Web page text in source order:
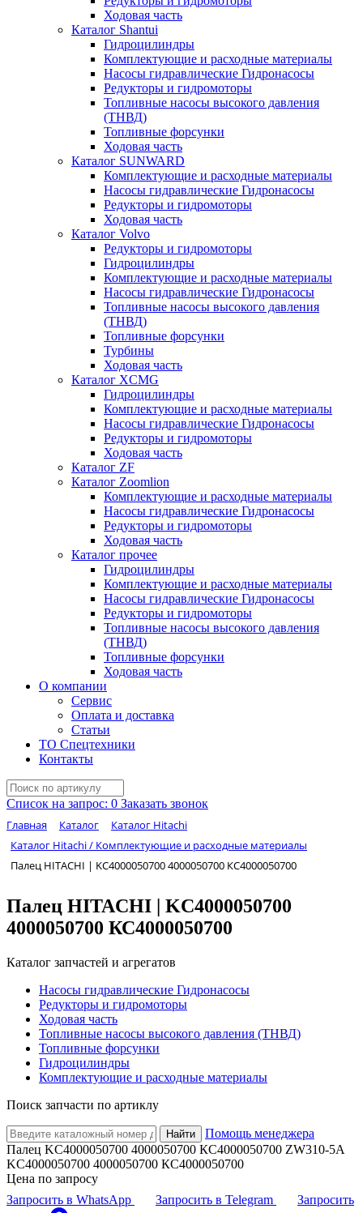
Ходовая часть
Каталог Shantui
Гидроцилиндры
Комплектующие и расходные материалы
Насосы гидравлические Гидронасосы
Редукторы и гидромоторы
Топливные насосы высокого давления
(ТНВД)
Топливные форсунки
Ходовая часть
Каталог SUNWARD
Комплектующие и расходные материалы
Насосы гидравлические Гидронасосы
Редукторы и гидромоторы
Ходовая часть
Каталог Volvo
Редукторы и гидромоторы
Гидроцилиндры
Комплектующие и расходные материалы
Насосы гидравлические Гидронасосы
Топливные насосы высокого давления
(ТНВД)
Топливные форсунки
Турбины
Ходовая часть
Каталог XCMG
Гидроцилиндры
Комплектующие и расходные материалы
Насосы гидравлические Гидронасосы
Редукторы и гидромоторы
Ходовая часть
Каталог ZF
Каталог Zoomlion
Комплектующие и расходные материалы
Насосы гидравлические Гидронасосы
Редукторы и гидромоторы
Ходовая часть
Каталог прочее
Гидроцилиндры
Комплектующие и расходные материалы
Насосы гидравлические Гидронасосы
Редукторы и гидромоторы
Топливные насосы высокого давления
(ТНВД)
Топливные форсунки
Ходовая часть
О компании
Сервис
Оплата и доставка
Статьи
ТО Спецтехники
Контакты
Список на запрос: 0 Заказать звонок
Главная Каталог
Каталог Hitachi
Каталог Hitachi / Комплектующие и расходные материалы
Палец HITACHI | KC4000050700 4000050700 КС4000050700
Палец HITACHI | KC4000050700
4000050700 КС4000050700
Каталог запчастей и агрегатов
Насосы гидравлические Гидронасосы
Редукторы и гидромоторы
Ходовая часть
Топливные насосы высокого давления (ТНВД)
Топливные форсунки
Гидроцилиндры
Комплектующие и расходные материалы
Поиск запчасти по артиклу
Найти
Помощь менеджера
Палец KC4000050700 4000050700 КС4000050700 ZW310-5A
KC4000050700 4000050700 КС4000050700
Цена по запросу
Запросить в WhatsApp
Запросить в Telegram
Запросить